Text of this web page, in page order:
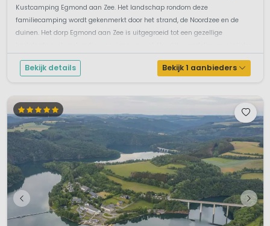
Kustcamping Egmond aan Zee. Het landschap rondom deze
familiecamping wordt gekenmerkt door het strand, de Noordzee en de
duinen. Het dorp Egmond aan Zee is uitgegroeid tot een gezellige
en ondertussen lekker ...
Bekijk details Bekijk 1 aanbieders